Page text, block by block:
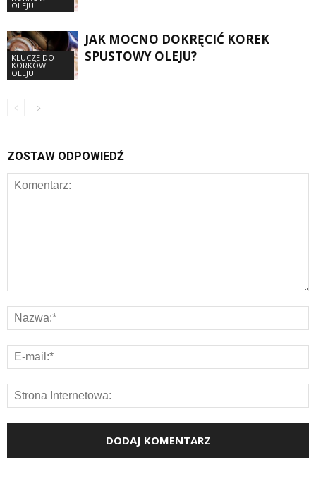
OLEJU
KLUCZE DO
KORKÓW
OLEJU
JAK MOCNO DOKRĘCIĆ KOREK
SPUSTOWY OLEJU?
ZOSTAW ODPOWIEDŹ